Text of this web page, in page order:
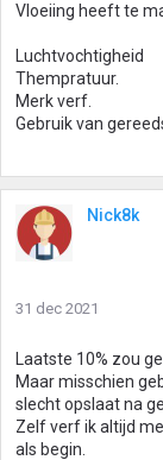
Vloeiing heeft te
Luchtvochtigheid
Thempratuur.
Merk verf.
Gebruik van
Nick8k
31 dec 2021
Laatste 10% zou
Maar misschien
slecht opslaat na
Zelf verf ik altijd
als begin.